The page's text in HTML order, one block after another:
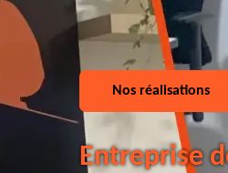
Nos réalisations
Entreprise